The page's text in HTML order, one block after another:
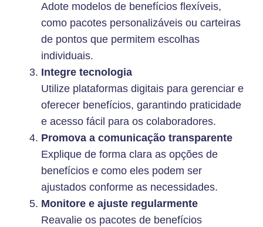
Adote modelos de benefícios flexíveis,
como pacotes personalizáveis ou carteiras
de pontos que permitem escolhas
individuais.
Integre tecnologia
Utilize plataformas digitais para gerenciar e
oferecer benefícios, garantindo praticidade
e acesso fácil para os colaboradores.
Promova a comunicação transparente
Explique de forma clara as opções de
benefícios e como eles podem ser
ajustados conforme as necessidades.
Monitore e ajuste regularmente
Reavalie os pacotes de benefícios